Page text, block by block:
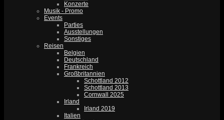
Konzerte
Musik - Promo
Events
Parties
Ausstellungen
Sonstiges
Reisen
Belgien
Deutschland
Frankreich
Großbritannien
Schottland 2012
Schottland 2013
Cornwall 2025
Irland
Irland 2019
Italien